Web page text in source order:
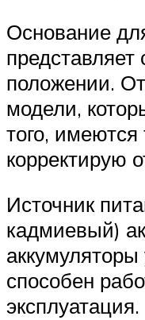
Основание
положении.
модели,
того,
корректирую
Источник
кадмиевый)
способен
эксплуатация.